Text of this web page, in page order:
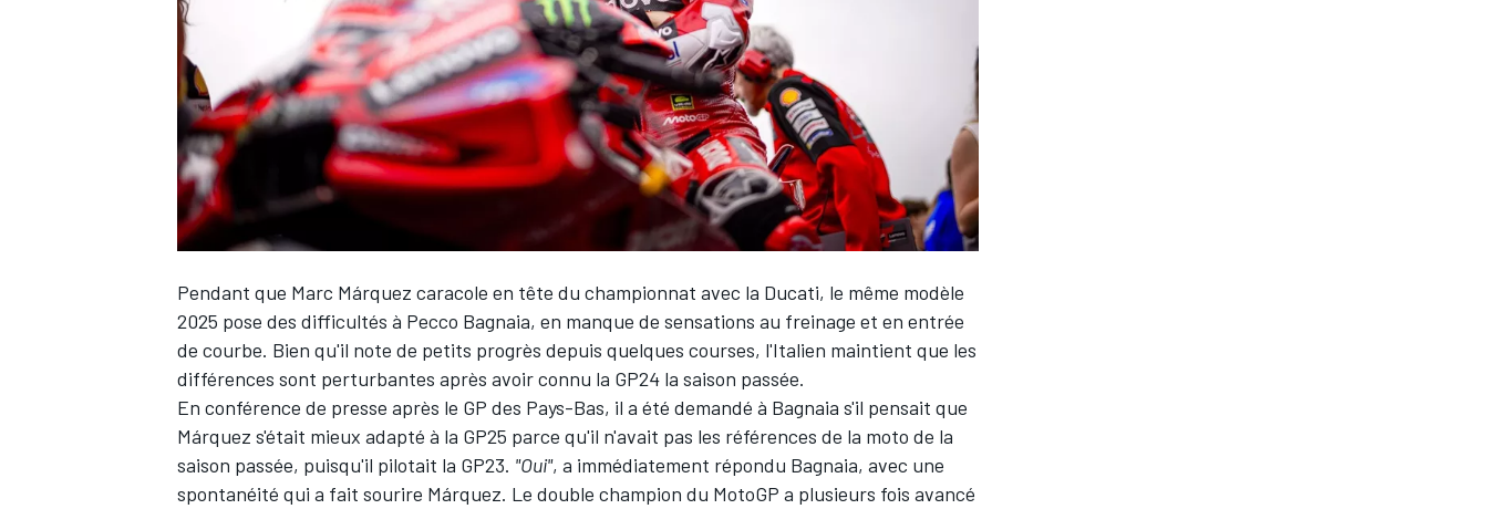
WEC
Pendant que Marc Márquez caracole en tête du championnat avec la Ducati, le même modèle
2025 pose des difficultés à Pecco Bagnaia, en manque de sensations au freinage et en entrée
de courbe. Bien qu'il note de petits progrès depuis quelques courses, l'Italien maintient que les
différences sont perturbantes après avoir connu la GP24 la saison passée.
En conférence de presse après le GP des Pays-Bas, il a été demandé à Bagnaia s'il pensait que
Márquez s'était mieux adapté à la GP25 parce qu'il n'avait pas les références de la moto de la
saison passée, puisqu'il pilotait la GP23. "Oui", a immédiatement répondu Bagnaia, avec une
spontanéité qui a fait sourire Márquez. Le double champion du MotoGP a plusieurs fois avancé